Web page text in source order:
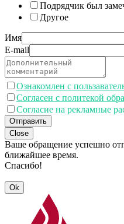
Подрядчик был
Другое
Имя
E-mail
Ознакомлен с
Согласен с политекой
Согласие на рекламные
Отправить
Close
Ваше обращение успешно
ближайшее время.
Спасибо!
Ok